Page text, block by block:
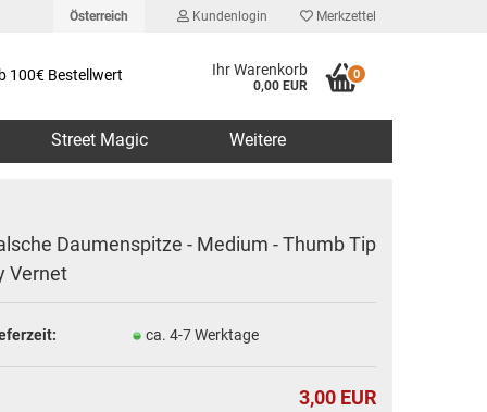
Österreich Kundenlogin Merkzettel
100€ Bestellwert Ihr Warenkorb
0,00 EUR
0
Street Magic Weitere
Daumenspitze - Medium - Thumb Tip
Vernet
ca. 4-7 Werktage
3,00 EUR